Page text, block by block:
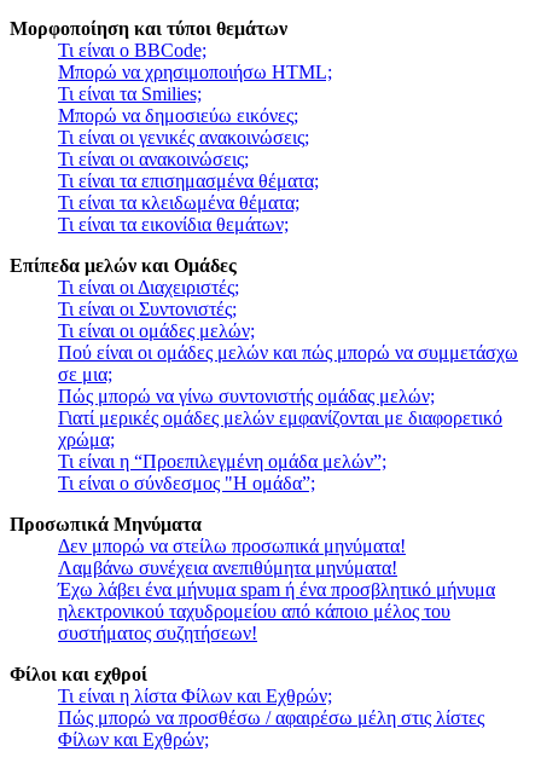
Μορφοποίηση και τύποι θεμάτων
Τι είναι ο BBCode;
Μπορώ να χρησιμοποιήσω HTML;
Τι είναι τα Smilies;
Μπορώ να δημοσιεύω εικόνες;
Τι είναι οι γενικές ανακοινώσεις;
Τι είναι οι ανακοινώσεις;
Τι είναι τα επισημασμένα θέματα;
Τι είναι τα κλειδωμένα θέματα;
Τι είναι τα εικονίδια θεμάτων;
Επίπεδα μελών και Ομάδες
Τι είναι οι Διαχειριστές;
Τι είναι οι Συντονιστές;
Τι είναι οι ομάδες μελών;
Πού είναι οι ομάδες μελών και πώς μπορώ να συμμετάσχω
σε μια;
Πώς μπορώ να γίνω συντονιστής ομάδας μελών;
Γιατί μερικές ομάδες μελών εμφανίζονται με διαφορετικό
χρώμα;
Τι είναι η “Προεπιλεγμένη ομάδα μελών”;
Τι είναι ο σύνδεσμος "Η ομάδα”;
Προσωπικά Μηνύματα
Δεν μπορώ να στείλω προσωπικά μηνύματα!
Λαμβάνω συνέχεια ανεπιθύμητα μηνύματα!
Έχω λάβει ένα μήνυμα spam ή ένα προσβλητικό μήνυμα
ηλεκτρονικού ταχυδρομείου από κάποιο μέλος του
συστήματος συζητήσεων!
Φίλοι και εχθροί
Τι είναι η λίστα Φίλων και Εχθρών;
Πώς μπορώ να προσθέσω / αφαιρέσω μέλη στις λίστες
Φίλων και Εχθρών;